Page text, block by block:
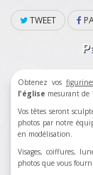
TWEET
Obtenez vos
l'église mesurant de
Vos têtes seront
photos par notre
en modélisation.
Visages, coiffures,
photos que vous